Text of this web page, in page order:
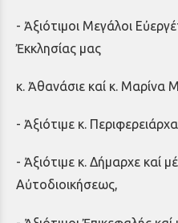
- Ἀξιότιμοι Μεγάλοι
Ἐκκλησίας μας
κ. Ἀθανάσιε καί κ. Μαρίνα
- Ἀξιότιμε κ.
- Ἀξιότιμε κ. Δήμαρχε καί
Αὐτοδιοικήσεως,